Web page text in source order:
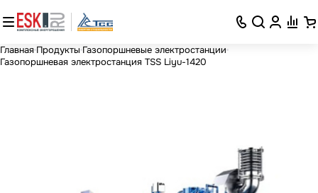
Главная Продукты Газопоршневые электростанции
Газопоршневая электростанция TSS Liyu-1420